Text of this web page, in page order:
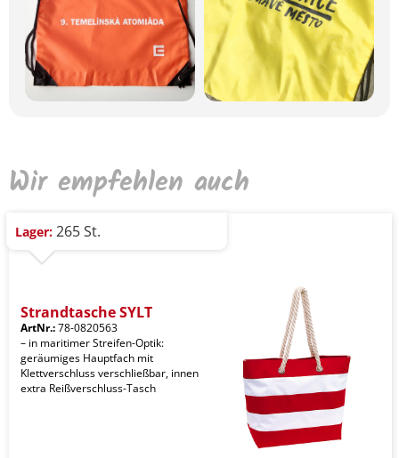
Wir empfehlen auch
Lager: 265 St.
Strandtasche SYLT
ArtNr.:78-0820563
– in maritimer Streifen-Optik:
geräumiges Hauptfach mit
Klettverschluss verschließbar, innen
extra Reißverschluss-Tasch